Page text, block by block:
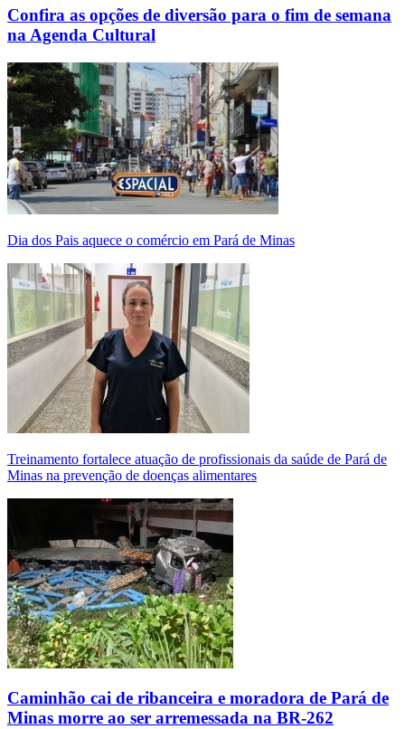
Confira as opções de diversão para o fim de semana
na Agenda Cultural
Dia dos Pais aquece o comércio em Pará de Minas
Treinamento fortalece atuação de profissionais da saúde de Pará de
Minas na prevenção de doenças alimentares
Caminhão cai de ribanceira e moradora de Pará de
Minas morre ao ser arremessada na BR-262